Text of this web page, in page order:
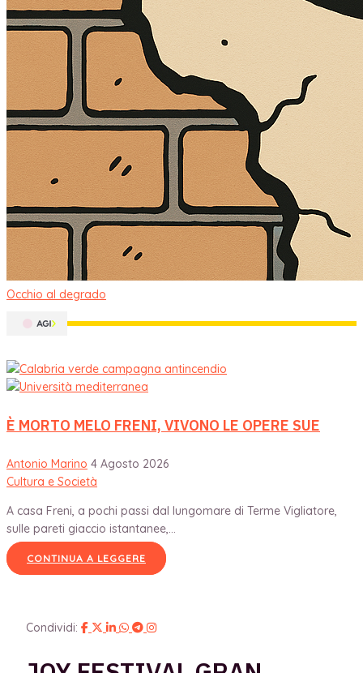
Occhio al degrado
È MORTO MELO FRENI, VIVONO LE OPERE SUE
Antonio Marino 4 Agosto 2026
Cultura e Società
A casa Freni, a pochi passi dal lungomare di Terme Vigliatore,
sulle pareti giaccio istantanee,...
CONTINUA A LEGGERE
Condividi: